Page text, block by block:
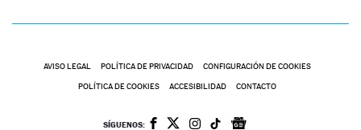
AVISO LEGAL POLÍTICA DE PRIVACIDAD CONFIGURACIÓN DE COOKIES
POLÍTICA DE COOKIES ACCESIBILIDAD CONTACTO
SÍGUENOS: